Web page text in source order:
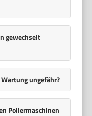
gewechselt
ungefähr?
Poliermaschinen